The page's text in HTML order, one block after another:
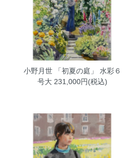
小野月世 「初夏の庭」 水彩６
号大 231,000円(税込)